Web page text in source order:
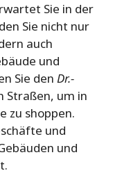
Sie in der
Sie nicht nur
auch
und
Sie den Dr.-
Straßen, um in
zu shoppen.
und
und